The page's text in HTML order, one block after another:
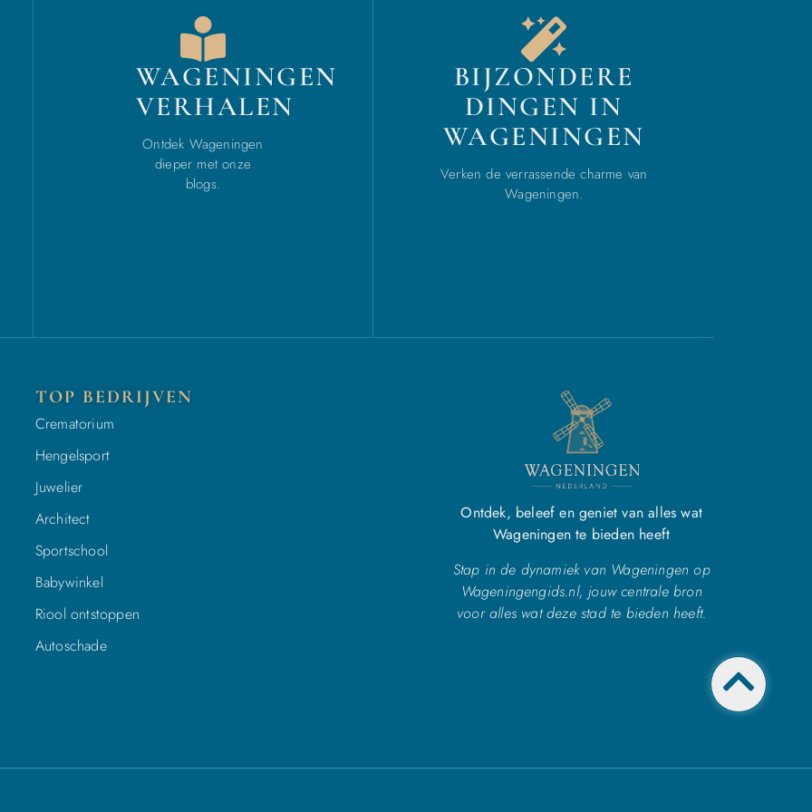
WAGENINGEN
VERHALEN
Ontdek Wageningen
dieper met onze
blogs.
BIJZONDERE
DINGEN IN
WAGENINGEN
Verken de verrassende charme van
Wageningen.
TOP BEDRIJVEN
Crematorium
Hengelsport
Juwelier
Architect
Sportschool
Babywinkel
Riool ontstoppen
Autoschade
Ontdek, beleef en geniet van alles wat
Wageningen te bieden heeft
Stap in de dynamiek van Wageningen op
Wageningengids.nl, jouw centrale bron
voor alles wat deze stad te bieden heeft.